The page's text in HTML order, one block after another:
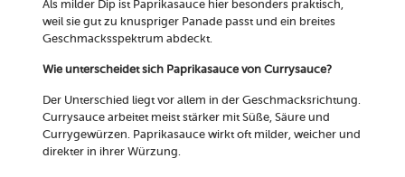
Als milder Dip ist Paprikasauce hier besonders praktisch,
weil sie gut zu knuspriger Panade passt und ein breites
Geschmacksspektrum abdeckt.
Wie unterscheidet sich Paprikasauce von Currysauce?
Der Unterschied liegt vor allem in der Geschmacksrichtung.
Currysauce arbeitet meist stärker mit Süße, Säure und
Currygewürzen. Paprikasauce wirkt oft milder, weicher und
direkter in ihrer Würzung.